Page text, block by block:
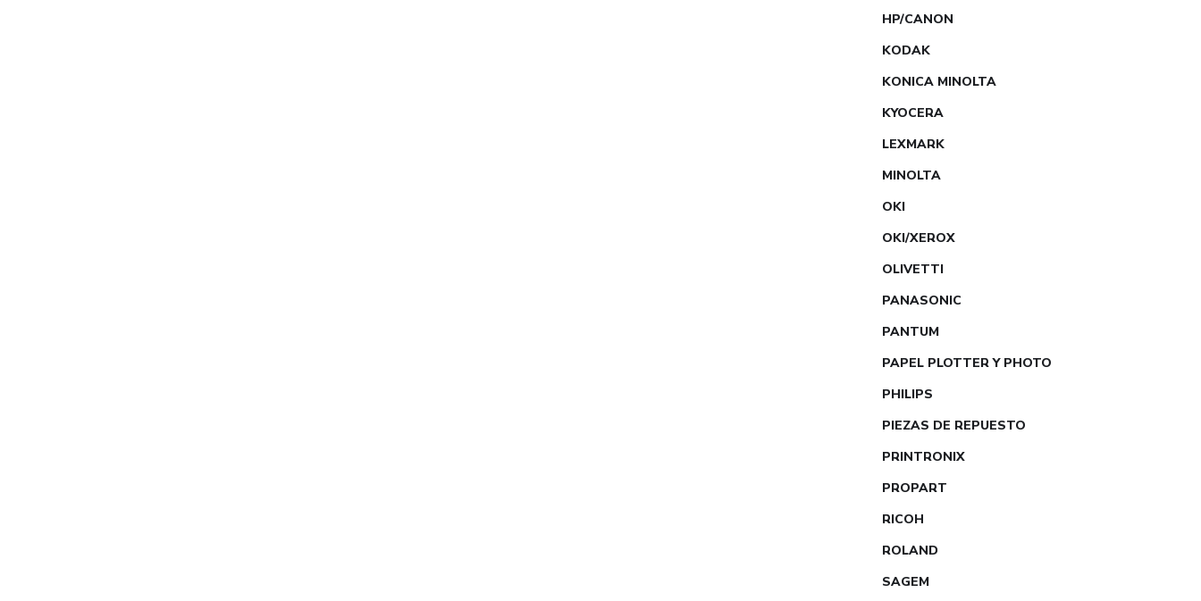
HP/CANON
KODAK
KONICA MINOLTA
KYOCERA
LEXMARK
MINOLTA
OKI
OKI/XEROX
OLIVETTI
PANASONIC
PANTUM
PAPEL PLOTTER Y PHOTO
PHILIPS
PIEZAS DE REPUESTO
PRINTRONIX
PROPART
RICOH
ROLAND
SAGEM